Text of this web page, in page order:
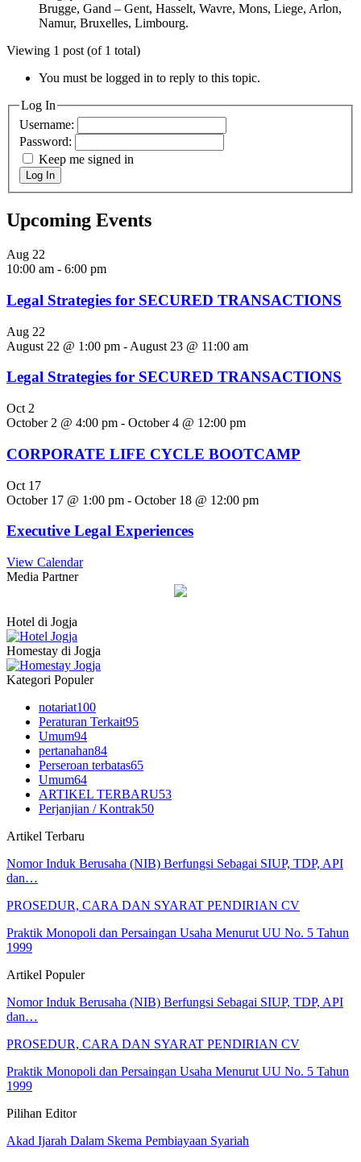
Brugge, Gand – Gent, Hasselt, Wavre, Mons, Liege, Arlon,
Namur, Bruxelles, Limbourg.
Viewing 1 post (of 1 total)
You must be logged in to reply to this topic.
Log In
Username:
Password:
Keep me signed in
Log In
Upcoming Events
Aug 22
10:00 am - 6:00 pm
Legal Strategies for SECURED TRANSACTIONS
Aug 22
August 22 @ 1:00 pm - August 23 @ 11:00 am
Legal Strategies for SECURED TRANSACTIONS
Oct 2
October 2 @ 4:00 pm - October 4 @ 12:00 pm
CORPORATE LIFE CYCLE BOOTCAMP
Oct 17
October 17 @ 1:00 pm - October 18 @ 12:00 pm
Executive Legal Experiences
View Calendar
Media Partner
Hotel di Jogja
Homestay di Jogja
Kategori Populer
notariat100
Peraturan Terkait95
Umum94
pertanahan84
Perseroan terbatas65
Umum64
ARTIKEL TERBARU53
Perjanjian / Kontrak50
Artikel Terbaru
Nomor Induk Berusaha (NIB) Berfungsi Sebagai SIUP, TDP, API
dan…
PROSEDUR, CARA DAN SYARAT PENDIRIAN CV
Praktik Monopoli dan Persaingan Usaha Menurut UU No. 5 Tahun
1999
Artikel Populer
Nomor Induk Berusaha (NIB) Berfungsi Sebagai SIUP, TDP, API
dan…
PROSEDUR, CARA DAN SYARAT PENDIRIAN CV
Praktik Monopoli dan Persaingan Usaha Menurut UU No. 5 Tahun
1999
Pilihan Editor
Akad Ijarah Dalam Skema Pembiayaan Syariah